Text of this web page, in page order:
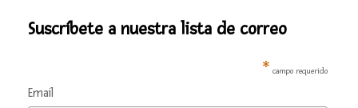
Suscríbete a nuestra lista de correo
* campo requerido
Email